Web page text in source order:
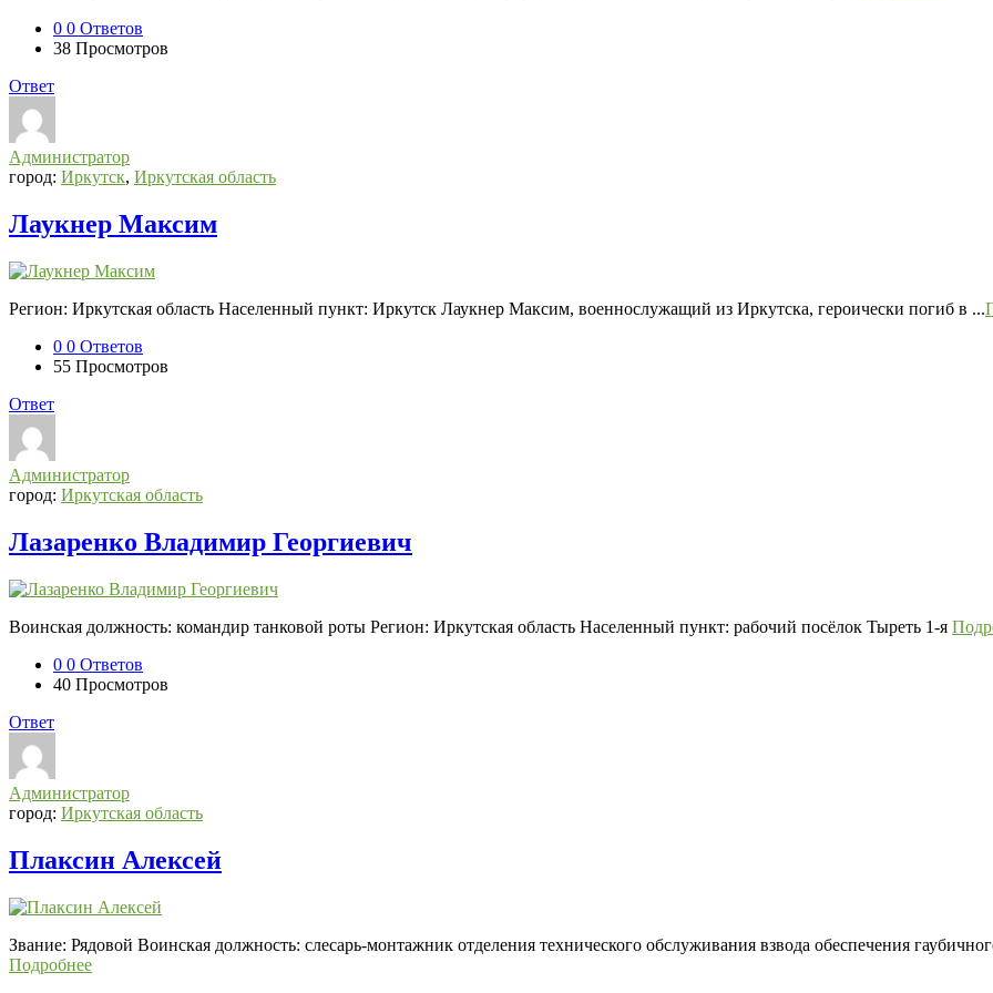
0 0 Ответов
38 Просмотров
Ответ
Администратор
город: Иркутск, Иркутская область
Лаукнер Максим
Регион: Иркутская область Населенный пункт: Иркутск Лаукнер Максим, военнослужащий из Иркутска, героически погиб в ...
0 0 Ответов
55 Просмотров
Ответ
Администратор
город: Иркутская область
Лазаренко Владимир Георгиевич
Воинская должность: командир танковой роты Регион: Иркутская область Населенный пункт: рабочий посёлок Тыреть 1-я
0 0 Ответов
40 Просмотров
Ответ
Администратор
город: Иркутская область
Плаксин Алексей
Звание: Рядовой Воинская должность: слесарь-монтажник отделения технического обслуживания взвода обеспечения
Подробнее